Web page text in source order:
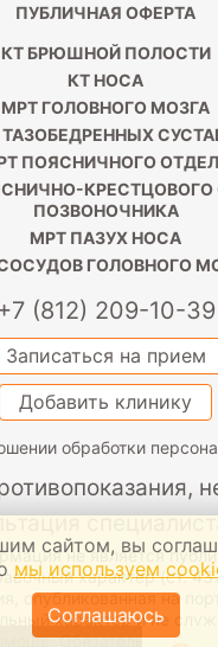
ПУБЛИЧНАЯ ОФЕРТА
КТ БРЮШНОЙ ПОЛОСТИ
КТ НОСА
МРТ ГОЛОВНОГО МОЗГА
ПОЯСНИЧНОГО
КРЕСТЦОВОГО
ПОЗВОНОЧНИКА
МРТ ПАЗУХ НОСА
ГОЛОВНОГО
+7 (812) 209-10-39
Записаться на прием
Добавить клинику
обработки
не является
характер (ст.
опубликованная на
характер и не
Обязательно
сайтом, вы
мы используем
Соглашаюсь